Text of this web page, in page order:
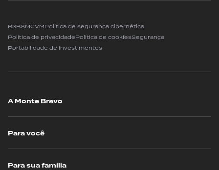
B3BSMCVMPolítica de segurança cibernética
Política de privacidadePolítica de cookiesSegurança
Portabilidade de Investimentos
A Monte Bravo
Para você
Para sua família